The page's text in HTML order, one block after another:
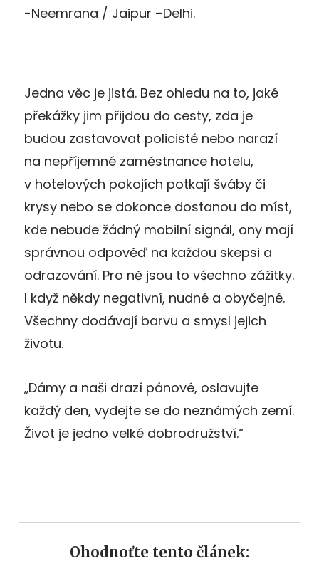
-Neemrana / Jaipur –Delhi.
Jedna věc je jistá. Bez ohledu na to, jaké
překážky jim přijdou do cesty, zda je
budou zastavovat policisté nebo narazí
na nepříjemné zaměstnance hotelu,
v hotelových pokojích potkají šváby či
krysy nebo se dokonce dostanou do míst,
kde nebude žádný mobilní signál, ony mají
správnou odpověď na každou skepsi a
odrazování. Pro ně jsou to všechno zážitky.
I když někdy negativní, nudné a obyčejné.
Všechny dodávají barvu a smysl jejich
životu.
„Dámy a naši drazí pánové, oslavujte
každý den, vydejte se do neznámých zemí.
Život je jedno velké dobrodružství.“
Ohodnoťte tento článek: